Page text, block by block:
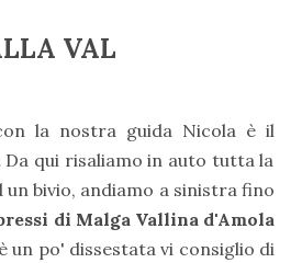
VAL
la nostra guida Nicola è il
Da qui risaliamo in auto tutta la
un bivio, andiamo a sinistra fino
di Malga Vallina d'Amola
un po' dissestata vi consiglio di